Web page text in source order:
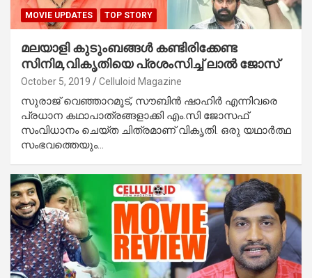
MOVIE UPDATES TOP STORY
മലയാളി കുടുംബങ്ങള്‍ കണ്ടിരിക്കേണ്ട
സിനിമ,വികൃതിയെ പ്രശംസിച്ച് ലാല്‍ ജോസ്
October 5, 2019 Celluloid Magazine
സുരാജ് വെഞ്ഞാറമൂട്, സൗബിന്‍ ഷാഹിര്‍ എന്നിവരെ
പ്രധാന കഥാപാത്രങ്ങളാക്കി എം.സി ജോസഫ്
സംവിധാനം ചെയ്ത ചിത്രമാണ് വികൃതി. ഒരു യഥാര്‍ത്ഥ
സംഭവത്തെയും…